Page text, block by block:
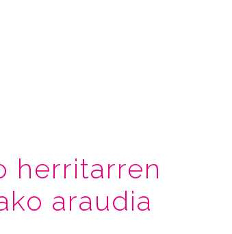
herritarren
araudia